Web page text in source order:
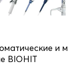
и
BIOHIT